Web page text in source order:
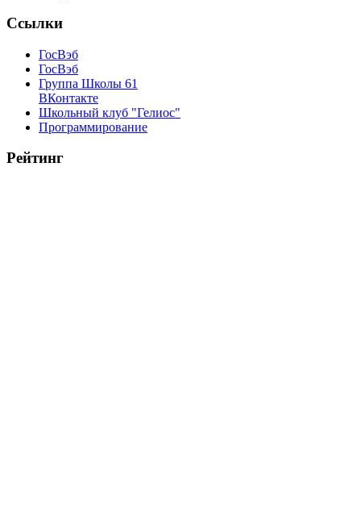
Ссылки
ГосВэб
ГосВэб
Группа Школы 61
ВКонтакте
Школьный клуб "Гелиос"
Программирование
Рейтинг